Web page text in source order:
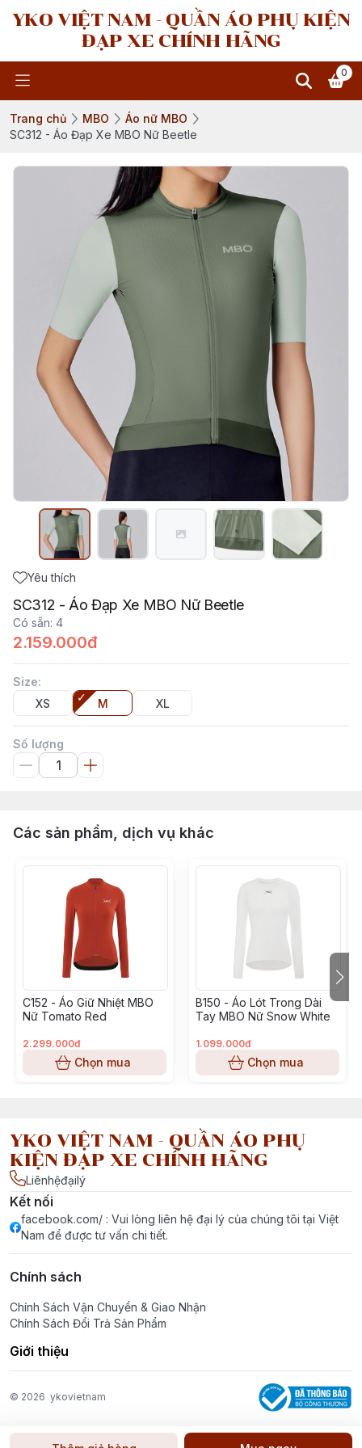
YKO VIỆT NAM - QUẦN ÁO PHỤ KIỆN
ĐẠP XE CHÍNH HÃNG
0
Trang chủ MBO
Áo nữ MBO
SC312 - Áo Đạp Xe MBO Nữ Beetle
Yêu thích
SC312 - Áo Đạp Xe MBO Nữ Beetle
Có sẵn: 4
2.159.000đ
Size:
XS
M XL
Số lượng
Các sản phẩm, dịch vụ khác
C152 - Áo Giữ Nhiệt MBO
Nữ Tomato Red
2.299.000đ
Chọn mua
B150 - Áo Lót Trong Dài
Tay MBO Nữ Snow White
1.099.000đ
Chọn mua
YKO VIỆT NAM - QUẦN ÁO PHỤ
KIỆN ĐẠP XE CHÍNH HÃNG
Liênhệđạilý
Kết nối
facebook.com/ : Vui lòng liên hệ đại lý của chúng tôi tại Việt
Nam để được tư vấn chi tiết.
Chính sách
Chính Sách Vận Chuyển & Giao Nhận
Chính Sách Đổi Trả Sản Phẩm
Giới thiệu
© 2026 ykovietnam